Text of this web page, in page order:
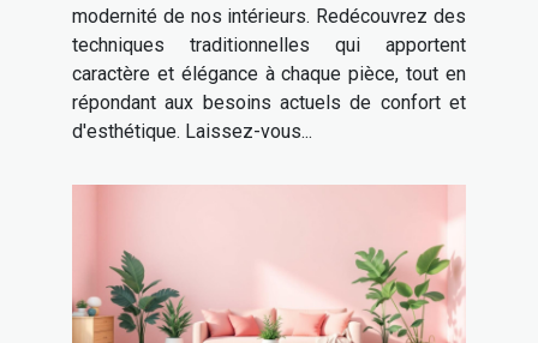
modernité de nos intérieurs. Redécouvrez des
techniques traditionnelles qui apportent
caractère et élégance à chaque pièce, tout en
répondant aux besoins actuels de confort et
d'esthétique. Laissez-vous...